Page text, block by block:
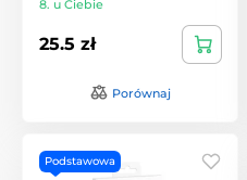
8. u Ciebie
25.5 zł
Porównaj
Podstawowa